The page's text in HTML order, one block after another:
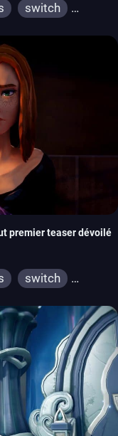
switch
premier teaser dévoilé
switch